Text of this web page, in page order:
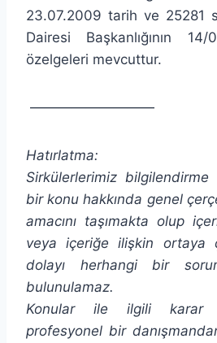
23.07.2009 tarih ve 25281
Dairesi Başkanlığının 14/
özelgeleri mevcuttur.
—————————
Hatırlatma:
Sirkülerlerimiz
bir konu hakkında genel
amacını taşımakta olup
veya içeriğe ilişkin ortaya
dolayı herhangi bir
bulunulamaz.
Konular ile ilgili karar
profesyonel bir